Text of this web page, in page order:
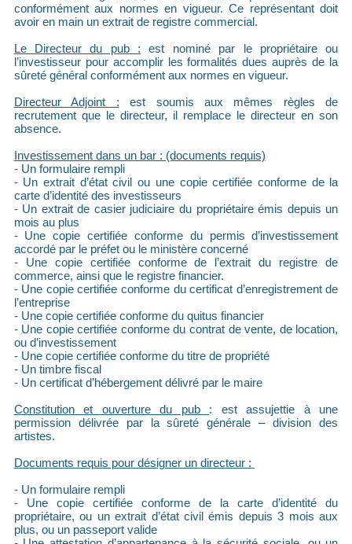
conformément aux normes en vigueur. Ce représentant doit
avoir en main un extrait de registre commercial.
Le Directeur du pub : est nominé par le propriétaire ou
l’investisseur pour accomplir les formalités dues auprès de la
sûreté général conformément aux normes en vigueur.
Directeur Adjoint : est soumis aux mêmes règles de
recrutement que le directeur, il remplace le directeur en son
absence.
Investissement dans un bar : (documents requis)
- Un formulaire rempli
- Un extrait d’état civil ou une copie certifiée conforme de la
carte d’identité des investisseurs
- Un extrait de casier judiciaire du propriétaire émis depuis un
mois au plus
- Une copie certifiée conforme du permis d’investissement
accordé par le préfet ou le ministère concerné
- Une copie certifiée conforme de l’extrait du registre de
commerce, ainsi que le registre financier.
- Une copie certifiée conforme du certificat d’enregistrement de
l’entreprise
- Une copie certifiée conforme du quitus financier
- Une copie certifiée conforme du contrat de vente, de location,
ou d’investissement
- Une copie certifiée conforme du titre de propriété
- Un timbre fiscal
- Un certificat d’hébergement délivré par le maire
Constitution et ouverture du pub : est assujettie à une
permission délivrée par la sûreté générale – division des
artistes.
Documents requis pour désigner un directeur :
- Un formulaire rempli
- Une copie certifiée conforme de la carte d’identité du
propriétaire, ou un extrait d’état civil émis depuis 3 mois aux
plus, ou un passeport valide